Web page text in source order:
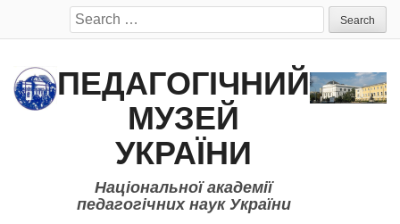
Search
for:
ПЕДАГОГІЧНИЙ
МУЗЕЙ
УКРАЇНИ
Національної академії
педагогічних наук України